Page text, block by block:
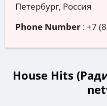
Петербург, Россия
Phone Number :+7
House Hits